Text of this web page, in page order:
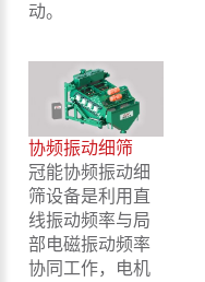
动。
协频振动细筛
冠能协频振动细
筛设备是利用直
线振动频率与局
部电磁振动频率
协同工作，电机